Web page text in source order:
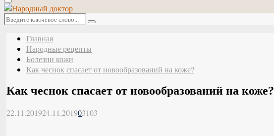
Основное
меню
Искать:
Поиск
Главная
Народные рецепты
Болезни кожи
Как чеснок спасает от новообразований на коже?
Как чеснок спасает от новообразований на коже?
22.11.201924.11.201903103